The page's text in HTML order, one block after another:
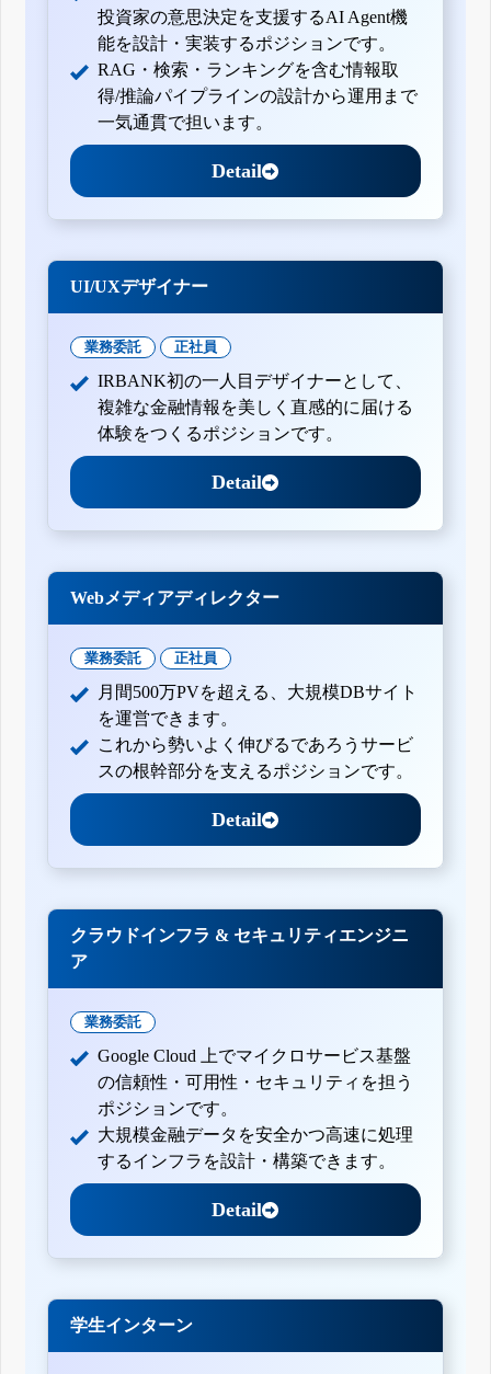
投資家の意思決定を支援するAI Agent機
能を設計・実装するポジションです。
RAG・検索・ランキングを含む情報取
得/推論パイプラインの設計から運用まで
一気通貫で担います。
Detail
UI/UXデザイナー
業務委託 正社員
IRBANK初の一人目デザイナーとして、
複雑な金融情報を美しく直感的に届ける
体験をつくるポジションです。
Detail
Webメディアディレクター
業務委託 正社員
月間500万PVを超える、大規模DBサイト
を運営できます。
これから勢いよく伸びるであろうサービ
スの根幹部分を支えるポジションです。
Detail
クラウドインフラ & セキュリティエンジニ
ア
業務委託
Google Cloud 上でマイクロサービス基盤
の信頼性・可用性・セキュリティを担う
ポジションです。
大規模金融データを安全かつ高速に処理
するインフラを設計・構築できます。
Detail
学生インターン